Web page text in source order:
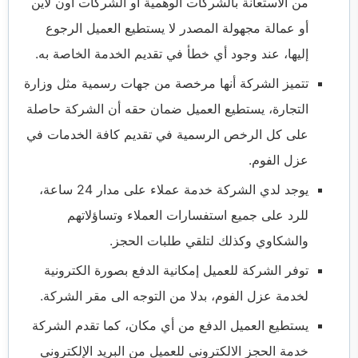
أو عمالة مجهولة المصدر لا يستطيع العميل الرجوع
إليها، عند وجود أي خطأ في تقديم الخدمة الخاصة به.
تتميز الشركة أنها مرخصة من جهات رسمية مثل وزارة
التجارة، يستطيع العميل ضمان حقه أن الشركة حاصلة
على كل الرخص الرسمية في تقديم كافة الخدمات في
عزل الفوم.
يوجد لدي الشركة خدمة عملاء على مدار 24 ساعة،
للرد على جميع استفسارات العملاء وتساؤلاتهم
والشكاوي وكذلك لتلقي طلبات الحجز.
توفر الشركة للعميل إمكانية الدفع بصورة الكترونية
لخدمة عزل الفوم، بدلا من التوجه الى مقر الشركة.
يستطيع العميل الدفع من أي مكان، كما تقدم الشركة
خدمة الحجز الالكتروني للعميل من البريد الإلكتروني